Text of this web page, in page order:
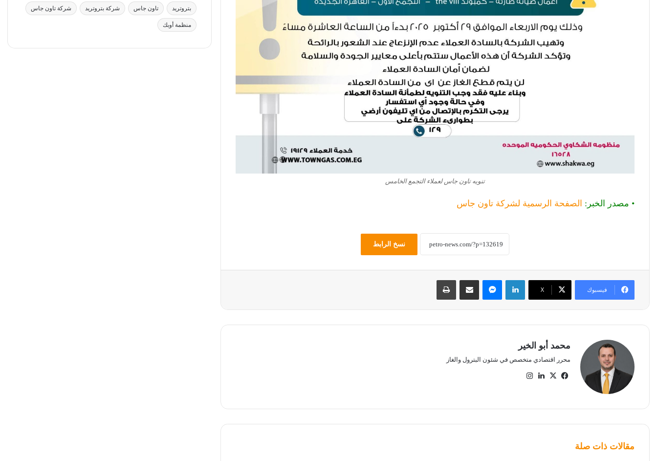
تنويه تاون جاس لعملاء التجمع الخامس
• مصدر الخبر: الصفحة الرسمية لشركة تاون جاس
نسخ الرابط
فيسبوك ‫X
لينكدإن ماسنجر مشاركة عبر البريد طباعة
محمد أبو الخير
محرر اقتصادي متخصص في شئون البترول والغاز
فيسبوك
‫X لينكدإن
مقالات ذات صلة
بتروتريد تاون جاس شركة بتروتريد شركة تاون جاس
منظمة أوبك